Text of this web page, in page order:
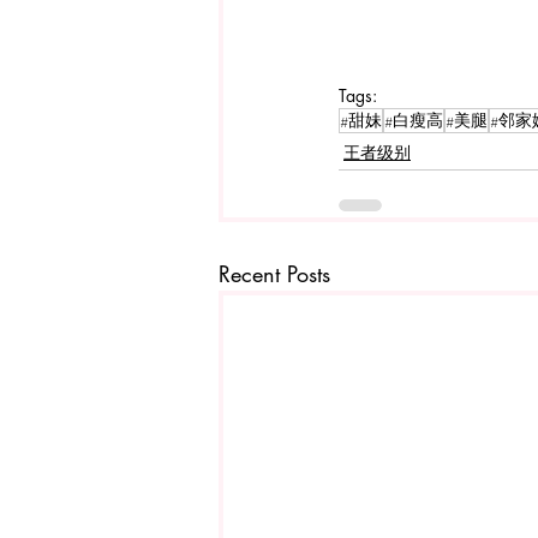
Tags:
#甜妹#白瘦高#美腿#邻家
王者级别
Recent Posts